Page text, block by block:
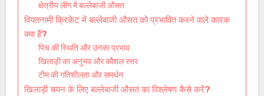
क्षेत्रीय लीग में बल्लेबाजी औसत
वियतनामी क्रिकेट में बल्लेबाजी औसत को प्रभावित करने वाले कारक
क्या हैं?
पिच की स्थिति और उनका प्रभाव
खिलाड़ी का अनुभव और कौशल स्तर
टीम की गतिशीलता और समर्थन
खिलाड़ी चयन के लिए बल्लेबाजी औसत का विश्लेषण कैसे करें?